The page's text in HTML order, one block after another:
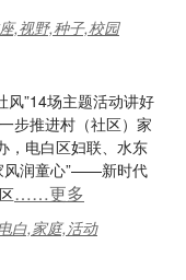
,视野,种子,校园
风”14场主题活动讲好
步推进村（社区）家
，电白区妇联、水东
风润童心”——新时代
……更多
白,家庭,活动